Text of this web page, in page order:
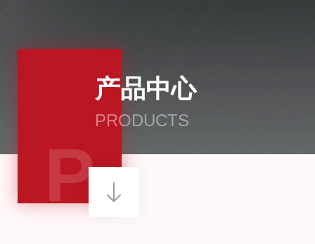
产品中心
PRODUCTS
P